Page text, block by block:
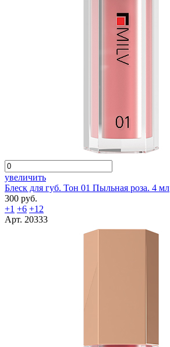
увеличить
Блеск для губ. Тон 01 Пыльная роза. 4 мл
300 руб.
+1 +6 +12
Арт. 20333